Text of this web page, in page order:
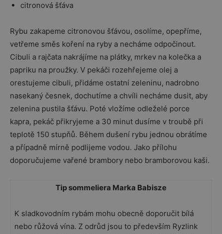
citronová šťáva
Rybu zakapeme citronovou šťávou, osolíme, opepříme,
vetřeme směs koření na ryby a necháme odpočinout.
Cibuli a rajčata nakrájíme na plátky, mrkev na kolečka a
papriku na proužky. V pekáči rozehřejeme olej a
orestujeme cibuli, přidáme ostatní zeleninu, nadrobno
nasekaný česnek, dochutíme a chvíli necháme dusit, aby
zelenina pustila šťávu. Poté vložíme odleželé porce
kapra, pekáč přikryjeme a 30 minut dusíme v troubě při
teplotě 150 stupňů. Během dušení rybu jednou obrátíme
a případně mírně podlijeme vodou. Jako přílohu
doporučujeme vařené brambory nebo bramborovou kaši.
Tip sommeliera Marka Babisze
K sladkovodním rybám mohu obecně doporučit bílá
nebo růžová vína. Z odrůd jsou to především Ryzlink